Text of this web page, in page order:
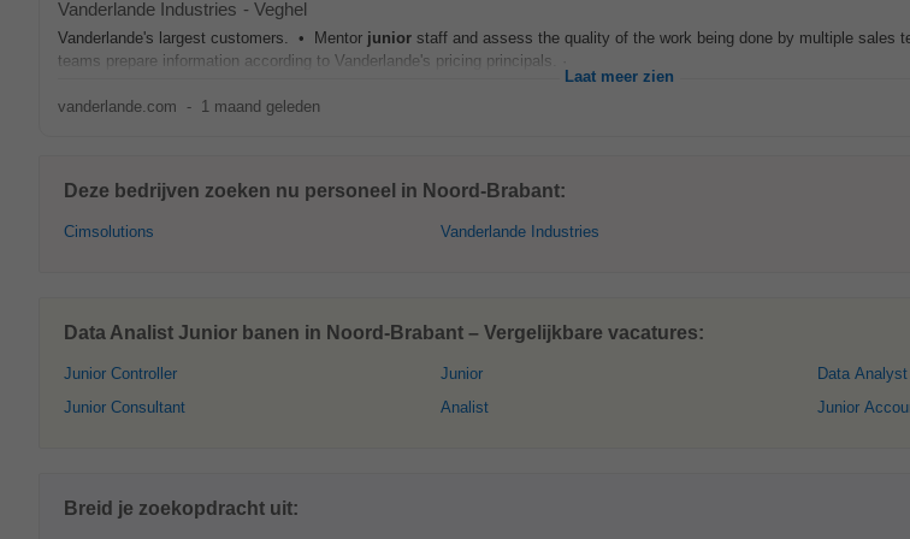
Vanderlande Industries - Veghel
Vanderlande's largest customers. • Mentor junior staff and assess the quality of the work being done by multiple sales
teams prepare information according to Vanderlande's pricing principals. ·...
Laat meer zien
vanderlande.com - 1 maand geleden
Deze bedrijven zoeken nu personeel in Noord-Brabant:
Cimsolutions Vanderlande Industries
Data Analist Junior banen in Noord-Brabant – Vergelijkbare vacatures:
Junior Controller
Junior Consultant
Junior
Analist
Data Analyst
Junior
Breid je zoekopdracht uit: